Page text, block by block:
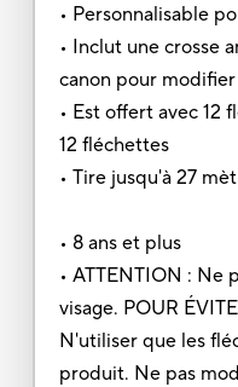
• Personnalisable
• Inclut une crosse
canon pour
• Est offert avec 12
12 fléchettes
• Tire jusqu'à 27
• 8 ans et plus
• ATTENTION : Ne
visage. POUR
N'utiliser que les
produit. Ne pas